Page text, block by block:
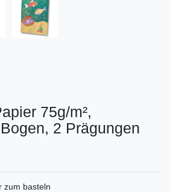
75g/m²,
2 Prägungen
zum basteln